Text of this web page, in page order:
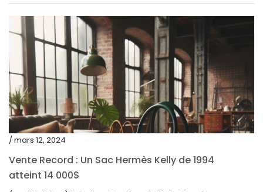
novembre 2022
octobre 2022
septembre 2022
août 2022
juillet 2022
juin 2022
mai 2022
avril 2022
mars 2022
/ mars 12, 2024
Vente Record : Un Sac Hermès Kelly de 1994
atteint 14 000$